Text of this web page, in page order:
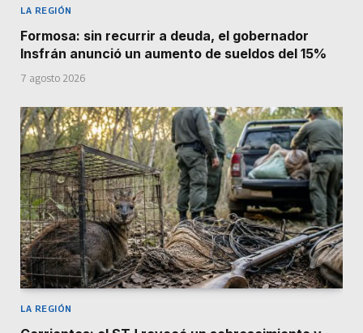
LA REGIÓN
Formosa: sin recurrir a deuda, el gobernador
Insfrán anunció un aumento de sueldos del 15%
7 agosto 2026
LA REGIÓN